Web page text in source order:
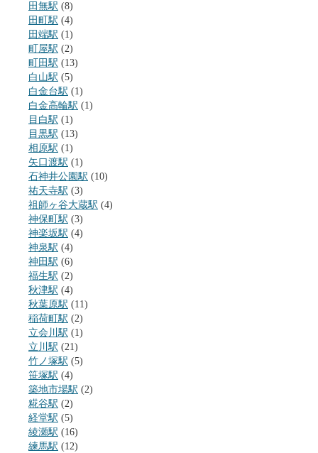
田無駅 (8)
田町駅 (4)
田端駅 (1)
町屋駅 (2)
町田駅 (13)
白山駅 (5)
白金台駅 (1)
白金高輪駅 (1)
目白駅 (1)
目黒駅 (13)
相原駅 (1)
矢口渡駅 (1)
石神井公園駅 (10)
祐天寺駅 (3)
祖師ヶ谷大蔵駅 (4)
神保町駅 (3)
神楽坂駅 (4)
神泉駅 (4)
神田駅 (6)
福生駅 (2)
秋津駅 (4)
秋葉原駅 (11)
稲荷町駅 (2)
立会川駅 (1)
立川駅 (21)
竹ノ塚駅 (5)
笹塚駅 (4)
築地市場駅 (2)
糀谷駅 (2)
経堂駅 (5)
綾瀬駅 (16)
練馬駅 (12)